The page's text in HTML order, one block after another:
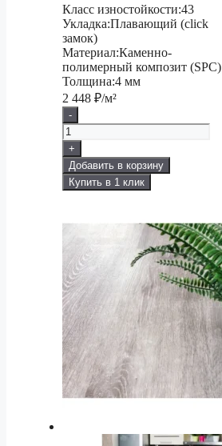
Класс изностойкости:43
Укладка:Плавающий (click
замок)
Материал:Каменно-
полимерный композит (SPC)
Толщина:4 мм
2 448 ₽/м²
-
+
Добавить в корзину
Купить в 1 клик